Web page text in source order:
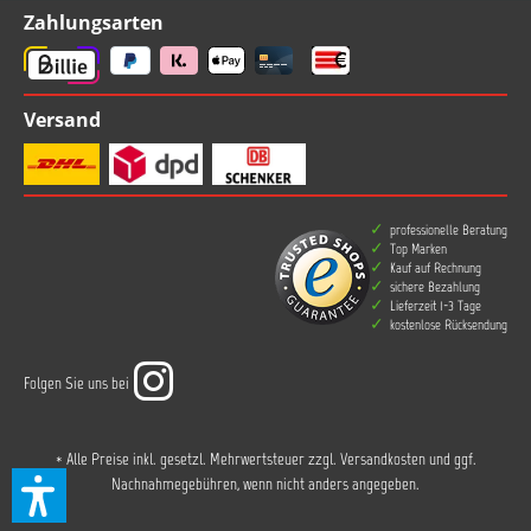
Zahlungsarten
Versand
professionelle Beratung
Top Marken
Kauf auf Rechnung
sichere Bezahlung
Lieferzeit 1-3 Tage
kostenlose Rücksendung
Folgen Sie uns bei
* Alle Preise inkl. gesetzl. Mehrwertsteuer zzgl. Versandkostenund ggf.
Nachnahmegebühren, wenn nicht anders angegeben.